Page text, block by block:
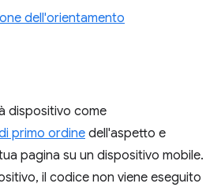
dell'orientamento
dispositivo come
primo ordine dell'aspetto e
pagina su un dispositivo mobile.
il codice non viene eseguito